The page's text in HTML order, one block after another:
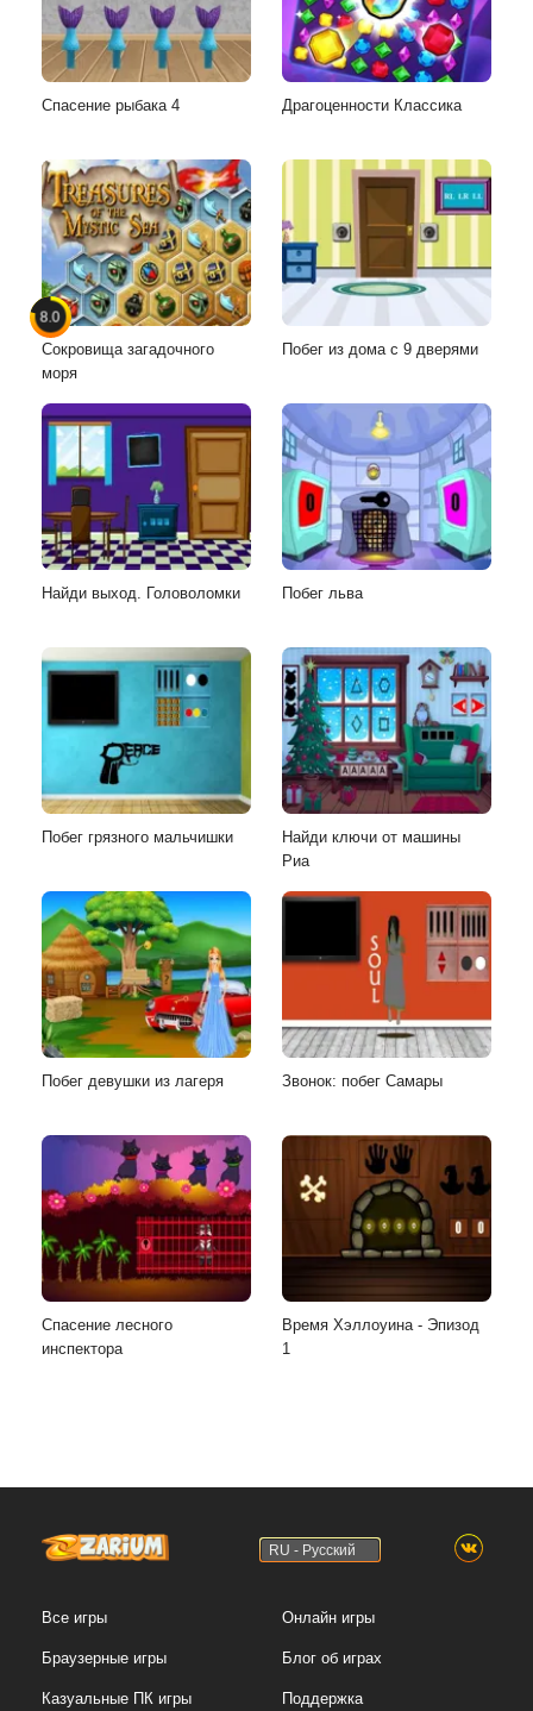
Спасение рыбака 4 Драгоценности Классика
8.0
Сокровища загадочного
моря
Побег из дома с 9 дверями
Найди выход. Головоломки Побег льва
Побег грязного мальчишки
Найди ключи от машины
Риа
Побег девушки из лагеря Звонок: побег Самары
Спасение лесного
инспектора
Время Хэллоуина - Эпизод
1
RU - Русский
Все игры
Браузерные игры
Казуальные ПК игры
Онлайн игры
Блог об играх
Поддержка